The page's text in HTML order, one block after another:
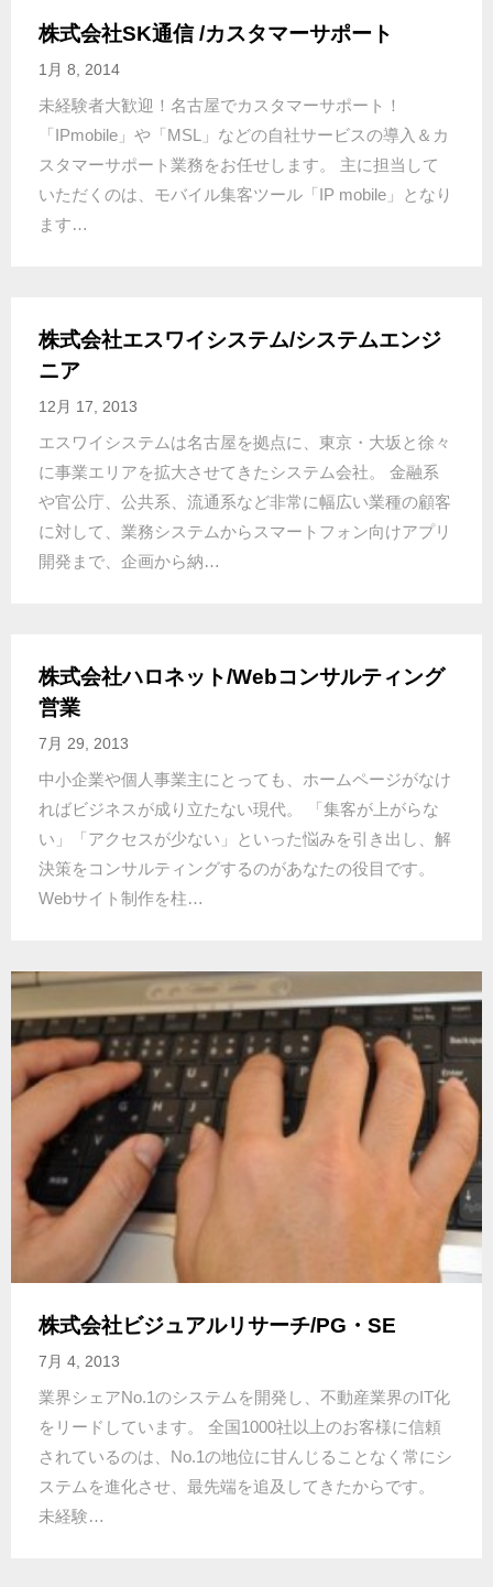
株式会社SK通信 /カスタマーサポート
1月 8, 2014
未経験者大歓迎！名古屋でカスタマーサポート！
「IPmobile」や「MSL」などの自社サービスの導入＆カ
スタマーサポート業務をお任せします。 主に担当して
いただくのは、モバイル集客ツール「IP mobile」となり
ます…
株式会社エスワイシステム/システムエンジ
ニア
12月 17, 2013
エスワイシステムは名古屋を拠点に、東京・大坂と徐々
に事業エリアを拡大させてきたシステム会社。 金融系
や官公庁、公共系、流通系など非常に幅広い業種の顧客
に対して、業務システムからスマートフォン向けアプリ
開発まで、企画から納…
株式会社ハロネット/Webコンサルティング
営業
7月 29, 2013
中小企業や個人事業主にとっても、ホームページがなけ
ればビジネスが成り立たない現代。 「集客が上がらな
い」「アクセスが少ない」といった悩みを引き出し、解
決策をコンサルティングするのがあなたの役目です。
Webサイト制作を柱…
株式会社ビジュアルリサーチ/PG・SE
7月 4, 2013
業界シェアNo.1のシステムを開発し、不動産業界のIT化
をリードしています。 全国1000社以上のお客様に信頼
されているのは、No.1の地位に甘んじることなく常にシ
ステムを進化させ、最先端を追及してきたからです。
未経験…